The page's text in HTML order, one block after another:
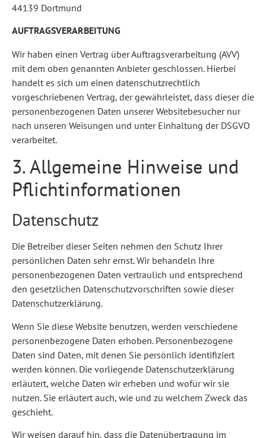
44139 Dortmund
AUFTRAGSVERARBEITUNG
Wir haben einen Vertrag über Auftragsverarbeitung (AVV)
mit dem oben genannten Anbieter geschlossen. Hierbei
handelt es sich um einen datenschutzrechtlich
vorgeschriebenen Vertrag, der gewährleistet, dass dieser die
personenbezogenen Daten unserer Websitebesucher nur
nach unseren Weisungen und unter Einhaltung der DSGVO
verarbeitet.
3. Allgemeine Hinweise und
Pflicht­informationen
Datenschutz
Die Betreiber dieser Seiten nehmen den Schutz Ihrer
persönlichen Daten sehr ernst. Wir behandeln Ihre
personenbezogenen Daten vertraulich und entsprechend
den gesetzlichen Datenschutzvorschriften sowie dieser
Datenschutzerklärung.
Wenn Sie diese Website benutzen, werden verschiedene
personenbezogene Daten erhoben. Personenbezogene
Daten sind Daten, mit denen Sie persönlich identifiziert
werden können. Die vorliegende Datenschutzerklärung
erläutert, welche Daten wir erheben und wofür wir sie
nutzen. Sie erläutert auch, wie und zu welchem Zweck das
geschieht.
Wir weisen darauf hin, dass die Datenübertragung im